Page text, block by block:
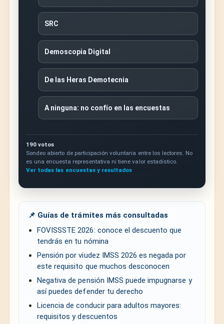
SRC
Demoscopia Digital
De las Heras Demotecnia
A ninguna: no confío en las encuestas
190 votos
Sondeo abierto de participación voluntaria entre los lectores. No
es una encuesta representativa ni tiene valor estadístico.
Ver todas las encuestas y resultados
📌 Guías de trámites más consultadas
FOVISSSTE 2026: conoce el descuento que
tendrás en tu nómina
Pensión por viudez IMSS 2026 es negada por
este requisito que muchos desconocen
Negativa de pensión IMSS puede impugnarse y
así puedes defender tu derecho
Licencia de conducir para adultos mayores:
requisitos y descuentos